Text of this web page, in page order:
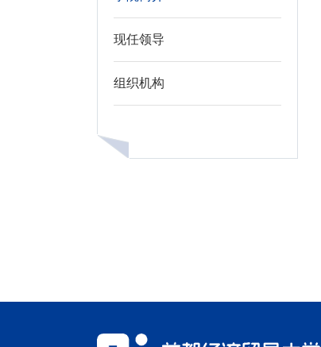
现任领导
组织机构